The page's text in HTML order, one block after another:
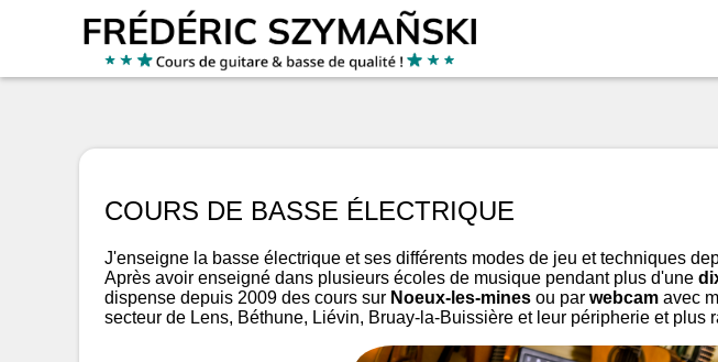
COURS DE BASSE ÉLECTRIQUE
J'enseigne la basse électrique et ses différents modes de jeu et techniques
Après avoir enseigné dans plusieurs écoles de musique pendant plus d'une
dispense depuis 2009 des cours sur Noeux-les-mines ou par webcam avec
secteur de Lens, Béthune, Liévin, Bruay-la-Buissière et leur péripherie et plus